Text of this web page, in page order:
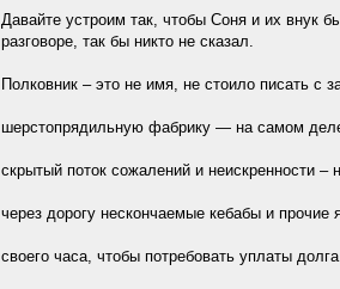
Давайте устроим так, чтобы Соня и их внук
разговоре, так бы никто не сказал.
Полковник – это не имя, не стоило писать с
шерстопрядильную фабрику — на самом
скрытый поток сожалений и неискренности
через дорогу нескончаемые кебабы и
своего часа, чтобы потребовать уплаты